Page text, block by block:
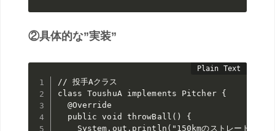
②具体的な”実装”
// 投手Aクラス
class ToushuA implements Pitcher {
  @Override
  public void throwBall() {
System.out.println("150kmのストレートを投げ